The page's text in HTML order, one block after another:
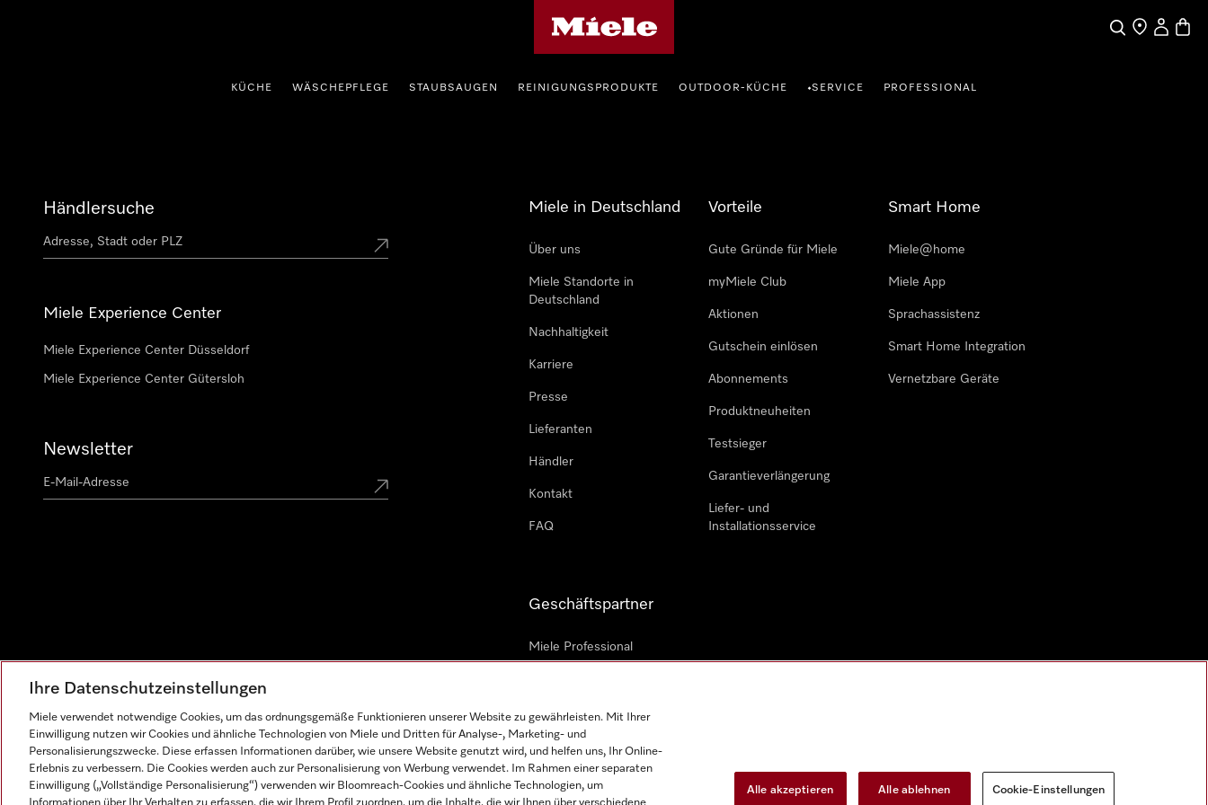
SucheHändler
Mein
KÜCHE WÄSCHEPFLEGE STAUBSAUGEN REINIGUNGSPRODUKTE OUTDOOR-KÜCHE •SERVICE PROFESSIONAL
Händlersuche
Miele Experience Center
Miele Experience Center Düsseldorf
Miele Experience Center Gütersloh
Newsletter
Miele in Deutschland
Über uns
Miele Standorte in
Deutschland
Nachhaltigkeit
Karriere
Presse
Lieferanten
Händler
Kontakt
FAQ
Vorteile
Gute Gründe für Miele
myMiele Club
Aktionen
Gutschein einlösen
Abonnements
Produktneuheiten
Testsieger
Garantieverlängerung
Liefer- und
Installationsservice
Smart Home
Miele@home
Miele App
Sprachassistenz
Smart Home Integration
Vernetzbare Geräte
Geschäftspartner
Miele Professional
Miele Marine
Architekten und Bauträger
Ihre Datenschutzeinstellungen
Miele verwendet notwendige Cookies, um das ordnungsgemäße Funktionieren unserer Website zu gewährleisten. Mit Ihrer
Einwilligung nutzen wir Cookies und ähnliche Technologien von Miele und Dritten für Analyse-, Marketing- und
Personalisierungszwecke. Diese erfassen Informationen darüber, wie unsere Website genutzt wird, und helfen uns, Ihr Online-
Erlebnis zu verbessern. Die Cookies werden auch zur Personalisierung von Werbung verwendet. Im Rahmen einer separaten
Einwilligung („Vollständige Personalisierung“) verwenden wir Bloomreach-Cookies und ähnliche Technologien, um
Alle akzeptieren Alle ablehnen Cookie-Einstellungen